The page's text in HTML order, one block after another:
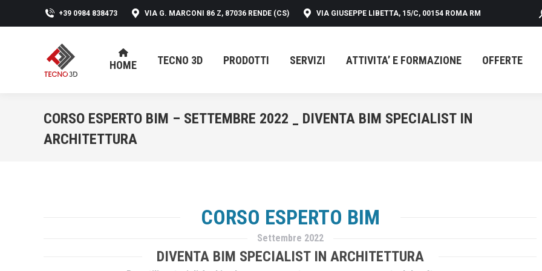
+39 0984 838473 VIA G. MARCONI 86 Z, 87036 RENDE (CS) VIA GIUSEPPE LIBETTA, 15/C, 00154 ROMA RM
HOME TECNO 3D PRODOTTI SERVIZI ATTIVITA’ E FORMAZIONE OFFERTE
CORSO ESPERTO BIM – SETTEMBRE 2022 _ DIVENTA BIM SPECIALIST IN
ARCHITETTURA
CORSO ESPERTO BIM
Settembre 2022
DIVENTA BIM SPECIALIST IN ARCHITETTURA
HOME SERVIZI